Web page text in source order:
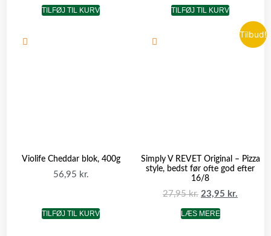
TILFØJ TIL KURV TILFØJ TIL KURV
Violife Cheddar blok, 400g
56,95 kr.
TILFØJ TIL KURV
Tilbud!
Simply V REVET Original – Pizza
style, bedst før ofte god efter
16/8
27,95kr. 23,95 kr.
LÆS MERE